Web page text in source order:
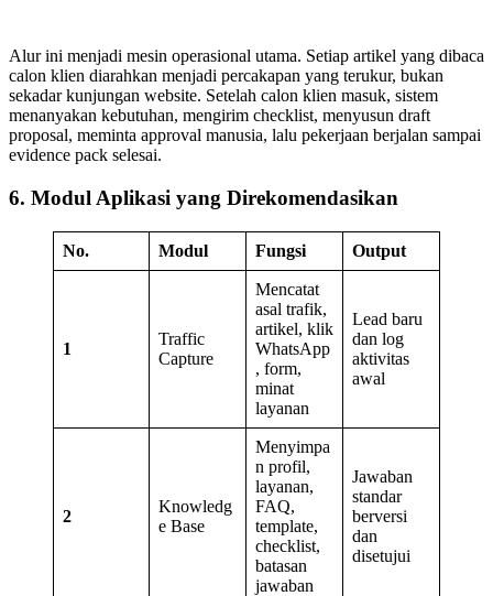
Alur ini menjadi mesin operasional utama. Setiap artikel yang dibaca
calon klien diarahkan menjadi percakapan yang terukur, bukan
sekadar kunjungan website. Setelah calon klien masuk, sistem
menanyakan kebutuhan, mengirim checklist, menyusun draft
proposal, meminta approval manusia, lalu pekerjaan berjalan sampai
evidence pack selesai.
6. Modul Aplikasi yang Direkomendasikan
No. Modul Fungsi Output
1
Traffic
Capture
Mencatat
asal trafik,
artikel, klik
WhatsApp
, form,
minat
layanan
Lead baru
dan log
aktivitas
awal
2
Knowledg
e Base
Menyimpa
n profil,
layanan,
FAQ,
template,
checklist,
batasan
jawaban
Jawaban
standar
berversi
dan
disetujui